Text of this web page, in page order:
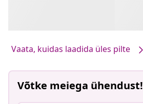
Vaata, kuidas laadida üles pilte
Võtke meiega ühendust!